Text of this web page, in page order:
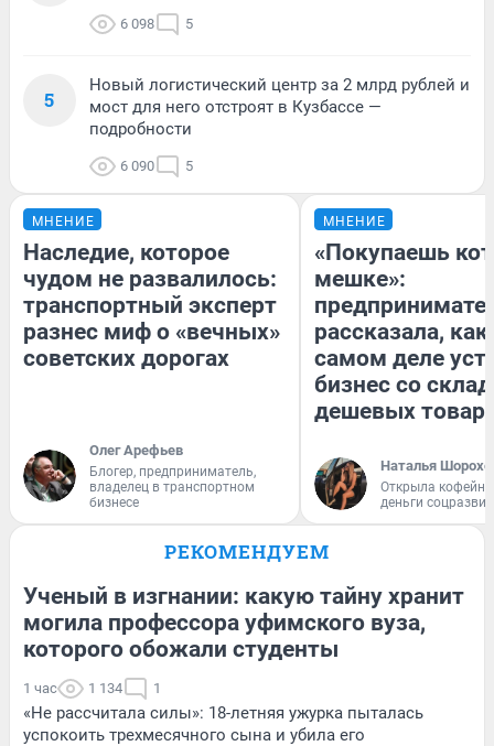
6 098 5
5
Новый логистический центр за 2 млрд рублей и
мост для него отстроят в Кузбассе —
подробности
6 090 5
МНЕНИЕ
Наследие, которое
чудом не развалилось:
транспортный эксперт
разнес миф о «вечных»
советских дорогах
Олег Арефьев
Блогер, предприниматель,
владелец в транспортном
бизнесе
МНЕНИЕ
«Покупаешь
мешке»:
рассказала, как
самом деле
бизнес со
дешевых
Наталья
Открыла
деньги
РЕКОМЕНДУЕМ
Ученый в изгнании: какую тайну хранит
могила профессора уфимского вуза,
которого обожали студенты
1 час 1 134 1
«Не рассчитала силы»: 18-летняя ужурка пыталась
успокоить трехмесячного сына и убила его